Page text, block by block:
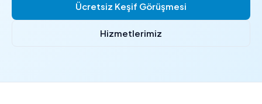
Ücretsiz Keşif Görüşmesi
Hizmetlerimiz